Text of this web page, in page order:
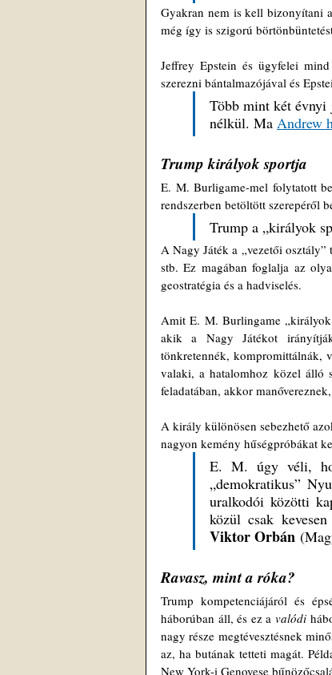
Gyakran nem is kell bizonyítani
még így is szigorú
Jeffrey Epstein és ügyfelei
szerezni bántalmazójával és
Több mint két évnyi
nélkül. Ma Andrew
Trump királyok sportja
E. M. Burligame-mel folytatott
rendszerben betöltött szerepéről
Trump a „királyok
A Nagy Játék a „vezetői
stb. Ez magában foglalja az
geostratégia és a hadviselés.
Amit E. M. Burlingame
akik a Nagy Játékot
tönkretennék, kompromittálnák,
valaki, a hatalomhoz közel álló
feladatában, akkor
A király különösen sebezhető
nagyon kemény hűségpróbákat
E. M. úgy véli,
„demokratikus”
uralkodói közötti
közül csak
Viktor Orbán
Ravasz, mint a róka?
Trump kompetenciájáról és
háborúban áll, és ez a valódi
nagy része megtévesztésnek
az, ha butának tetteti magát.
New York-i Genovese